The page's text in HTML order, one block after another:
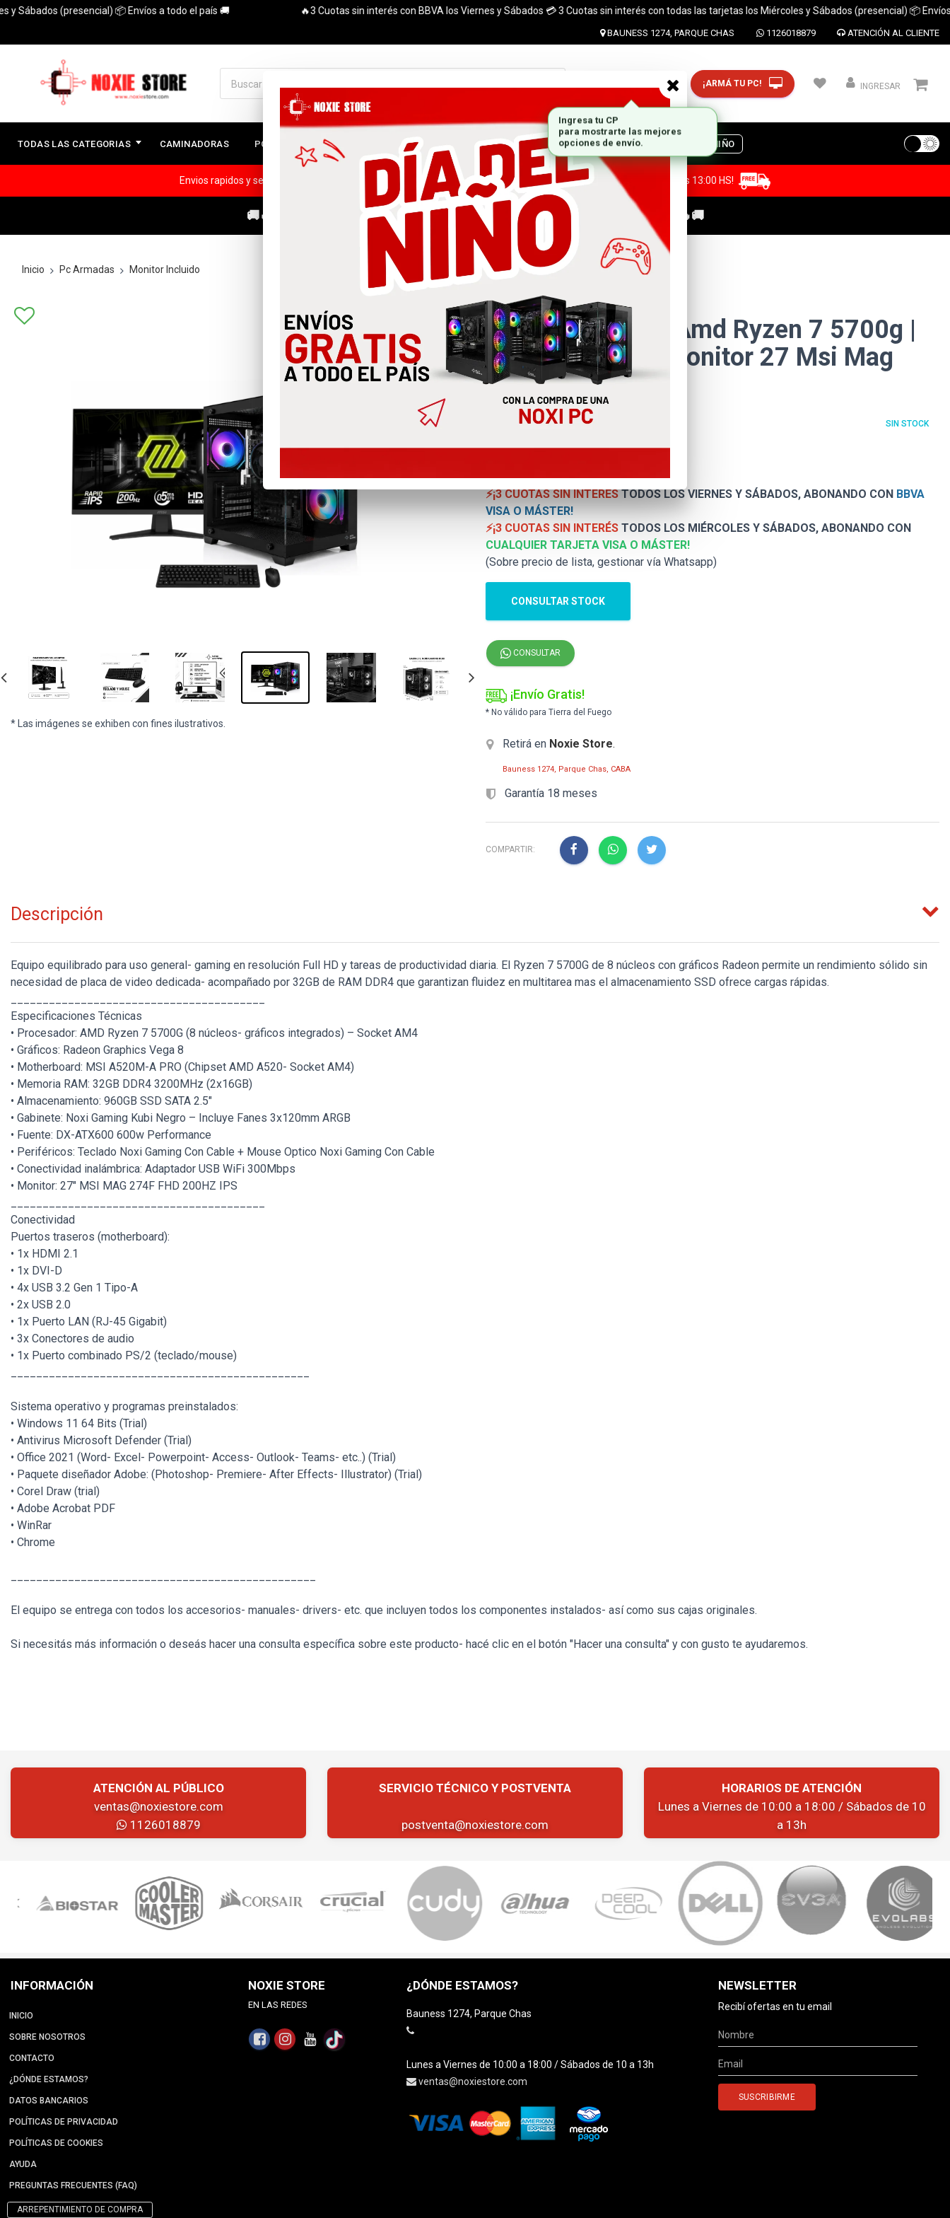
(presencial) 📦 Envíos a todo el país 🚚 🔥3 Cuotas sin interés con BBVA los Viernes y Sábados 💳 3 Cuotas sin interés con todas las tarjetas los Miércoles y Sábados (presencial) 📦 Envíos a
BAUNESS 1274, PARQUE CHAS 1126018879 ATENCIÓN AL CLIENTE
Ingresar CP y ciudad ¡ARMÁ TU PC! INGRESAR
TODAS LAS CATEGORIAS CAMINADORAS PC ARMADAS GABINETES PLACAS DE VIDEO MARCAS DIA DEL NIÑO
Envios rapidos y seguros a todo el pais. ¡ Envios en el dia (CABA y Al rededores) Acreditando tu compra antes de las 13:00 HS!
🚚🔥ENVÍOS GRATIS A TODO EL PAÍS CON LA COMPRA DE UNA PC GAMER🔥🚚
Inicio Pc Armadas Monitor Incluido
* Las imágenes se exhiben con fines ilustrativos.
Noxi Gaming Pc Amd Ryzen 7 5700g |
32 Gb | 960gb | Monitor 27 Msi Mag
200hz
NOXI-KURT-5700G-32GB-1TB-M27 SIN STOCK
⚡¡3 CUOTAS SIN INTERÉS TODOS LOS VIERNES Y SÁBADOS, ABONANDO CON BBVA
VISA O MÁSTER!
⚡¡3 CUOTAS SIN INTERÉS TODOS LOS MIÉRCOLES Y SÁBADOS, ABONANDO CON
CUALQUIER TARJETA VISA O MÁSTER!
(Sobre precio de lista, gestionar vía Whatsapp)
CONSULTAR STOCK
CONSULTAR
¡Envío Gratis!
* No válido para Tierra del Fuego
Retirá en Noxie Store.
Bauness 1274, Parque Chas, CABA
Garantía 18 meses
COMPARTIR:
Descripción
Equipo equilibrado para uso general- gaming en resolución Full HD y tareas de productividad diaria. El Ryzen 7 5700G de 8 núcleos con gráficos Radeon permite un rendimiento sólido sin
necesidad de placa de video dedicada- acompañado por 32GB de RAM DDR4 que garantizan fluidez en multitarea mas el almacenamiento SSD ofrece cargas rápidas.
Especificaciones Técnicas
• Procesador: AMD Ryzen 7 5700G (8 núcleos- gráficos integrados) – Socket AM4
• Gráficos: Radeon Graphics Vega 8
• Motherboard: MSI A520M-A PRO (Chipset AMD A520- Socket AM4)
• Memoria RAM: 32GB DDR4 3200MHz (2x16GB)
• Almacenamiento: 960GB SSD SATA 2.5"
• Gabinete: Noxi Gaming Kubi Negro – Incluye Fanes 3x120mm ARGB
• Fuente: DX-ATX600 600w Performance
• Periféricos: Teclado Noxi Gaming Con Cable + Mouse Optico Noxi Gaming Con Cable
• Conectividad inalámbrica: Adaptador USB WiFi 300Mbps
• Monitor: 27" MSI MAG 274F FHD 200HZ IPS
Conectividad
Puertos traseros (motherboard):
• 1x HDMI 2.1
• 1x DVI-D
• 4x USB 3.2 Gen 1 Tipo-A
• 2x USB 2.0
• 1x Puerto LAN (RJ-45 Gigabit)
• 3x Conectores de audio
• 1x Puerto combinado PS/2 (teclado/mouse)
Sistema operativo y programas preinstalados:
• Windows 11 64 Bits (Trial)
• Antivirus Microsoft Defender (Trial)
• Office 2021 (Word- Excel- Powerpoint- Access- Outlook- Teams- etc..) (Trial)
• Paquete diseñador Adobe: (Photoshop- Premiere- After Effects- Illustrator) (Trial)
• Corel Draw (trial)
• Adobe Acrobat PDF
• WinRar
• Chrome
El equipo se entrega con todos los accesorios- manuales- drivers- etc. que incluyen todos los componentes instalados- así como sus cajas originales.
Si necesitás más información o deseás hacer una consulta específica sobre este producto- hacé clic en el botón "Hacer una consulta" y con gusto te ayudaremos.
ATENCIÓN AL PÚBLICO
ventas@noxiestore.com
1126018879
postventa@noxiestore.com
HORARIOS DE ATENCIÓN
Lunes a Viernes de 10:00 a 18:00 / Sábados de 10
a 13h
INFORMACIÓN
INICIO
SOBRE NOSOTROS
CONTACTO
¿DÓNDE ESTAMOS?
DATOS BANCARIOS
POLÍTICAS DE PRIVACIDAD
POLÍTICAS DE COOKIES
AYUDA
PREGUNTAS FRECUENTES (FAQ)
ARREPENTIMIENTO DE COMPRA
NOXIE STORE
EN LAS REDES
¿DÓNDE ESTAMOS?
Bauness 1274, Parque Chas
Lunes a Viernes de 10:00 a 18:00 / Sábados de 10 a 13h
ventas@noxiestore.com
NEWSLETTER
Recibí ofertas en tu email